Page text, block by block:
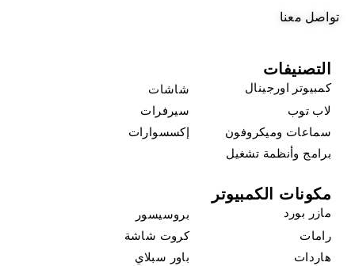
تواصل معنا
التصنيفات
كمبيوتر اورجينال
شاشات
لاب توب
سيرفرات
سماعات وميكروفون
إكسسوارات
برامج وأنظمة تشغيل
مكونات الكمبيوتر
مازر بورد
بروسيسور
رامات
كروت شاشة
هاردات
باور سبلاي